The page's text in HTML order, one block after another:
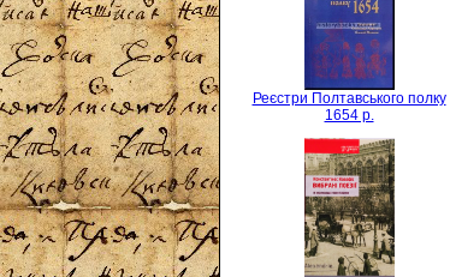
Реєстри Полтавського полку
1654 р.